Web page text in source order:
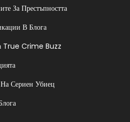
За Престъпността
В Блога
True Crime Buzz
Сериен Убиец